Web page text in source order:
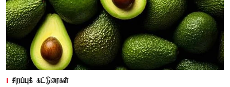
சிறப்புக் கட்டுரைகள்